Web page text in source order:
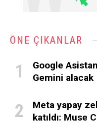
ÖNE ÇIKANLAR
Google
Gemini alacak
Meta yapay
katıldı: Muse